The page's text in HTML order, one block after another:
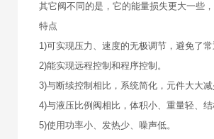
其它阀不同的是，它的能量损失更大一些
特点
1)可实现压力、速度的无极调节，避免了
2)能实现远程控制和程序控制。
3)与断续控制相比，系统简化，元件大大减
4)与液压比例阀相比，体积小、重量轻、
5)使用功率小、发热少、噪声低。